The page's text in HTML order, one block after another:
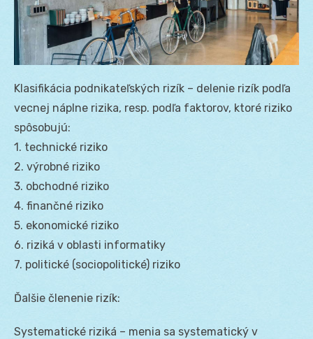
Klasifikácia podnikateľských rizík – delenie rizík podľa
vecnej náplne rizika, resp. podľa faktorov, ktoré riziko
spôsobujú:
1. technické riziko
2. výrobné riziko
3. obchodné riziko
4. finančné riziko
5. ekonomické riziko
6. riziká v oblasti informatiky
7. politické (sociopolitické) riziko
Ďalšie členenie rizík:
Systematické riziká – menia sa systematický v